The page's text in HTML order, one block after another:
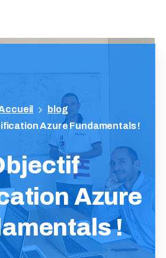
Azure
!
blog
Azure Fundamentals !